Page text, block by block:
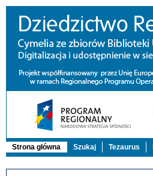
Strona główna Szukaj Tezaurus